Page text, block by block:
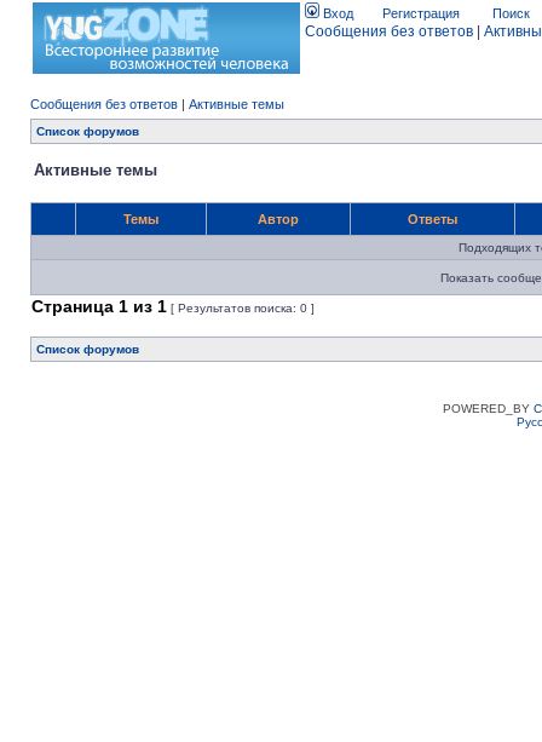
Вход Регистрация Поиск
Сообщения без ответов
Сообщения без ответов | Активные темы
Список форумов
Активные темы
Темы Автор Ответы
Подходящих
Показать
Страница 1 из 1 [ Результатов поиска: 0 ]
Список форумов
POWERED_BY